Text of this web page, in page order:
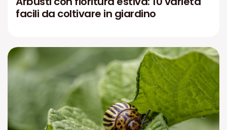
facili da coltivare in giardino